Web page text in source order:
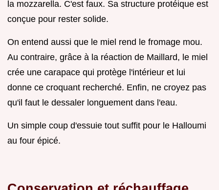
la mozzarella. C'est faux. Sa structure protéique est
conçue pour rester solide.
On entend aussi que le miel rend le fromage mou.
Au contraire, grâce à la réaction de Maillard, le miel
crée une carapace qui protège l'intérieur et lui
donne ce croquant recherché. Enfin, ne croyez pas
qu'il faut le dessaler longuement dans l'eau.
Un simple coup d'essuie tout suffit pour le Halloumi
au four épicé.